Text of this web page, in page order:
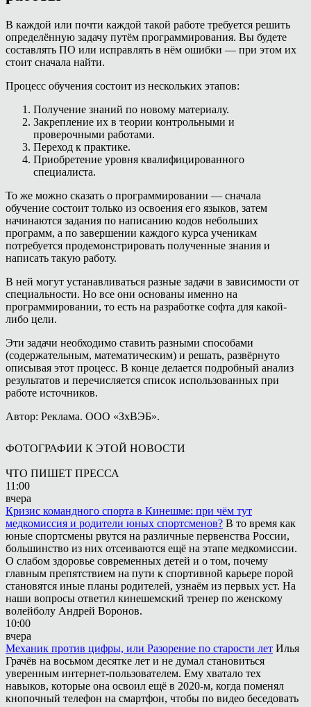
В каждой или почти каждой такой работе требуется решить
определённую задачу путём программирования. Вы будете
составлять ПО или исправлять в нём ошибки — при этом их
стоит сначала найти.
Процесс обучения состоит из нескольких этапов:
Получение знаний по новому материалу.
Закрепление их в теории контрольными и
проверочными работами.
Переход к практике.
Приобретение уровня квалифицированного
специалиста.
То же можно сказать о программировании — сначала
обучение состоит только из освоения его языков, затем
начинаются задания по написанию кодов небольших
программ, а по завершении каждого курса ученикам
потребуется продемонстрировать полученные знания и
написать такую работу.
В ней могут устанавливаться разные задачи в зависимости от
специальности. Но все они основаны именно на
программировании, то есть на разработке софта для какой-
либо цели.
Эти задачи необходимо ставить разными способами
(содержательным, математическим) и решать, развёрнуто
описывая этот процесс. В конце делается подробный анализ
результатов и перечисляется список использованных при
работе источников.
Автор: Реклама. ООО «ЗхВЭБ».
ФОТОГРАФИИ К ЭТОЙ НОВОСТИ
ЧТО ПИШЕТ ПРЕССА
11:00
вчера
Кризис командного спорта в Кинешме: при чём тут
медкомиссия и родители юных спортсменов? В то время как
юные спортсмены рвутся на различные первенства России,
большинство из них отсеиваются ещё на этапе медкомиссии.
О слабом здоровье современных детей и о том, почему
главным препятствием на пути к спортивной карьере порой
становятся иные планы родителей, узнаём из первых уст. На
наши вопросы ответил кинешемский тренер по женскому
волейболу Андрей Воронов.
10:00
вчера
Механик против цифры, или Разорение по старости лет Илья
Грачёв на восьмом десятке лет и не думал становиться
уверенным интернет-пользователем. Ему хватало тех
навыков, которые она освоил ещё в 2020-м, когда поменял
кнопочный телефон на смартфон, чтобы по видео беседовать